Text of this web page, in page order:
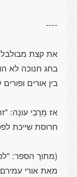
(מתוך הספר: